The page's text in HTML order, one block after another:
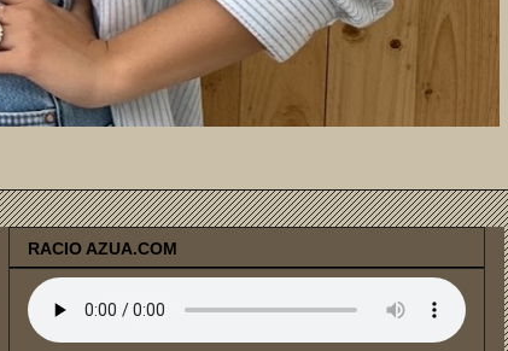
RACIO AZUA.COM